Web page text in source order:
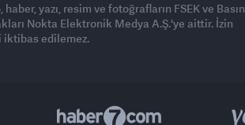
yazı, resim ve fotoğrafların FSEK ve Basın
Nokta Elektronik Medya A.Ş.'ye aittir. İzin
iktibas edilemez.